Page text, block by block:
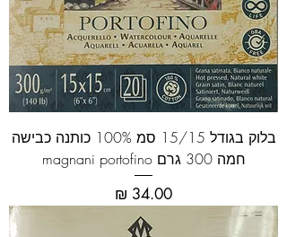
בלוק בגודל 15/15 סמ 100% כותנה כבישה
חמה 300 גרם magnani portofino
מחיר